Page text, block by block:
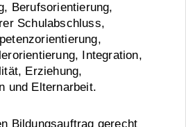
Berufsorientierung,
Schulabschluss,
Integration,
Erziehung,
und Elternarbeit.
Bildungsauftrag gerecht